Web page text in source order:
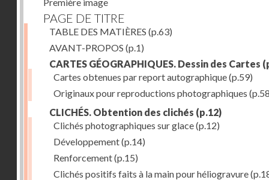
PAGE DE TITRE
TABLE DES MATIÈRES (p.63)
AVANT-PROPOS (p.1)
CARTES GÉOGRAPHIQUES. Dessin des Cartes
Cartes obtenues par report autographique(p.59)
Originaux pour reproductions photographiques
CLICHÉS. Obtention des clichés (p.12)
Clichés photographiques sur glace(p.12)
Développement(p.14)
Renforcement(p.15)
Clichés positifs faits à la main pour héliogravure